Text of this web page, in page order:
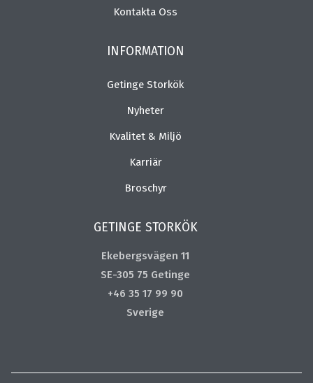
Kontakta Oss
INFORMATION
Getinge Storkök
Nyheter
Kvalitet & Miljö
Karriär
Broschyr
GETINGE STORKÖK
Ekebergsvägen 11
SE-305 75 Getinge
+46 35 17 99 90
Sverige